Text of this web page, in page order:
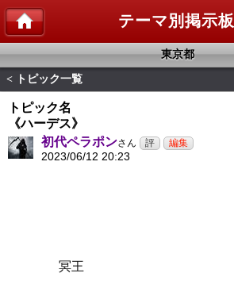
テーマ別掲示板
東京都
< トピック一覧
トピック名
《ハーデス》
初代ペラポンさん
2023/06/12 20:23
冥王